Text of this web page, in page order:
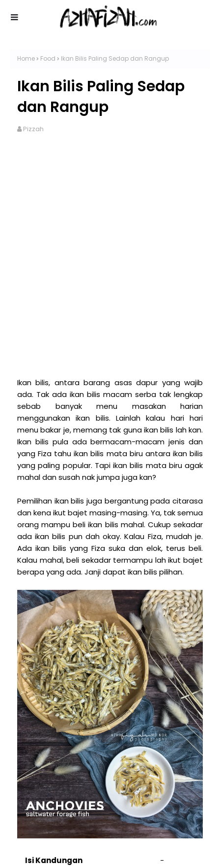
Home Food Ikan Bilis Paling Sedap dan Rangup
Ikan Bilis Paling Sedap
dan Rangup
Pizzah
Ikan bilis, antara barang asas dapur yang wajib
ada. Tak ada ikan bilis macam serba tak lengkap
sebab banyak menu masakan harian
menggunakan ikan bilis. Lainlah kalau hari hari
menu bakar je, memang tak guna ikan bilis lah kan.
Ikan bilis pula ada bermacam-macam jenis dan
yang Fiza tahu ikan bilis mata biru antara ikan bilis
yang paling popular. Tapi ikan bilis mata biru agak
mahal dan susah nak jumpa juga kan?
Pemilihan ikan bilis juga bergantung pada citarasa
dan kena ikut bajet masing-masing. Ya, tak semua
orang mampu beli ikan bilis mahal. Cukup sekadar
ada ikan bilis pun dah okay. Kalau Fiza, mudah je.
Ada ikan bilis yang Fiza suka dan elok, terus beli.
Kalau mahal, beli sekadar termampu lah ikut bajet
berapa yang ada. Janji dapat ikan bilis pilihan.
Isi Kandungan